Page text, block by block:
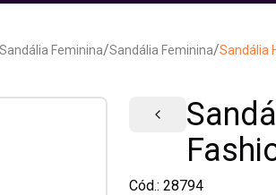
Sandália Feminina/Sandália Feminina/Sandália
Cód.: 28794